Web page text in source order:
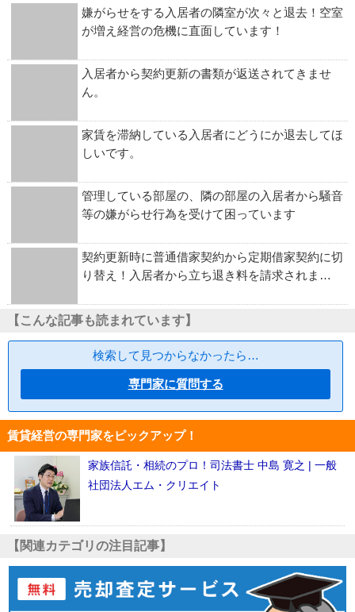
嫌がらせをする入居者の隣室が次々と退去！空室
が増え経営の危機に直面しています！
入居者から契約更新の書類が返送されてきませ
ん。
家賃を滞納している入居者にどうにか退去してほ
しいです。
管理している部屋の、隣の部屋の入居者から騒音
等の嫌がらせ行為を受けて困っています
契約更新時に普通借家契約から定期借家契約に切
り替え！入居者から立ち退き料を請求されま…
【こんな記事も読まれています】
検索して見つからなかったら…
専門家に質問する
賃貸経営の専門家をピックアップ！
家族信託・相続のプロ！司法書士 中島 寛之 | 一般
社団法人エム・クリエイト
【関連カテゴリの注目記事】